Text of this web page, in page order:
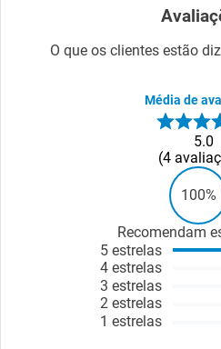
O que os clientes estão
Média de
5.0
4
100%
Recomendam
5 estrelas
4 estrelas
3 estrelas
2 estrelas
1 estrelas